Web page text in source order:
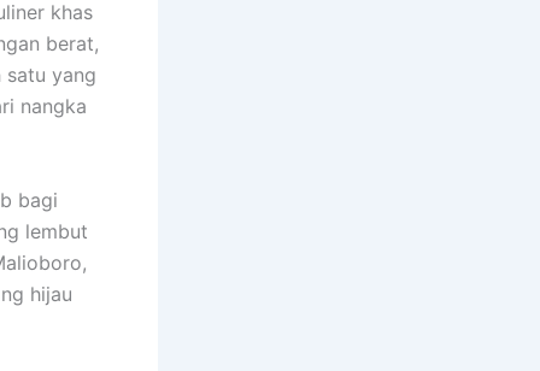
khas
berat,
satu yang
nangka
bagi
lembut
hijau